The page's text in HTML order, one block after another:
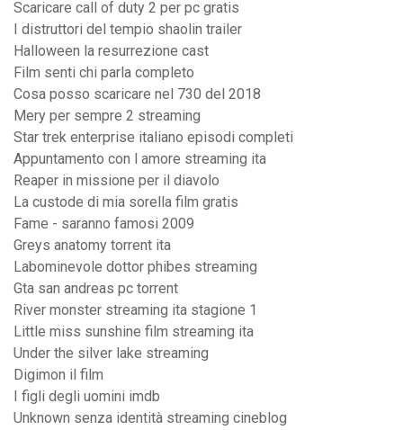
Scaricare call of duty 2 per pc gratis
I distruttori del tempio shaolin trailer
Halloween la resurrezione cast
Film senti chi parla completo
Cosa posso scaricare nel 730 del 2018
Mery per sempre 2 streaming
Star trek enterprise italiano episodi completi
Appuntamento con l amore streaming ita
Reaper in missione per il diavolo
La custode di mia sorella film gratis
Fame - saranno famosi 2009
Greys anatomy torrent ita
Labominevole dottor phibes streaming
Gta san andreas pc torrent
River monster streaming ita stagione 1
Little miss sunshine film streaming ita
Under the silver lake streaming
Digimon il film
I figli degli uomini imdb
Unknown senza identità streaming cineblog